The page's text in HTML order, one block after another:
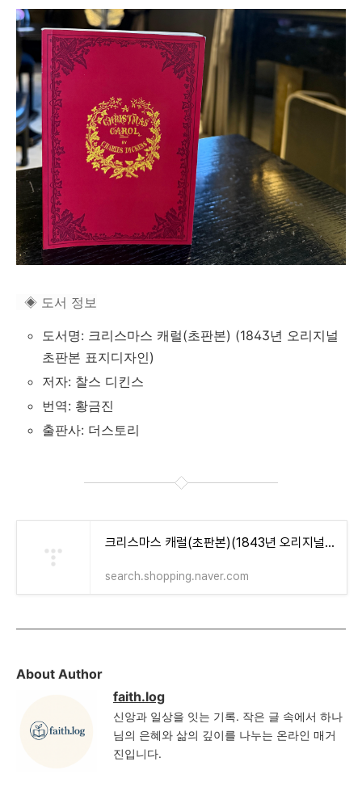
◈ 도서 정보
도서명: 크리스마스 캐럴(초판본) (1843년 오리지널
초판본 표지디자인)
저자: 찰스 디킨스
번역: 황금진
출판사: 더스토리
크리스마스 캐럴(초판본)(1843년 오리지널 초판본 표지디자인) : 네이버 도서
search.shopping.naver.com
About Author
faith.log
신앙과 일상을 잇는 기록. 작은 글 속에서 하나
님의 은혜와 삶의 깊이를 나누는 온라인 매거
진입니다.